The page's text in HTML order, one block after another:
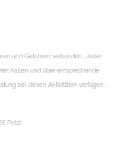
und Gefahren verbunden. Jeder
haben und über entsprechende
bei diesen Aktivitäten verfügen.
Petzl